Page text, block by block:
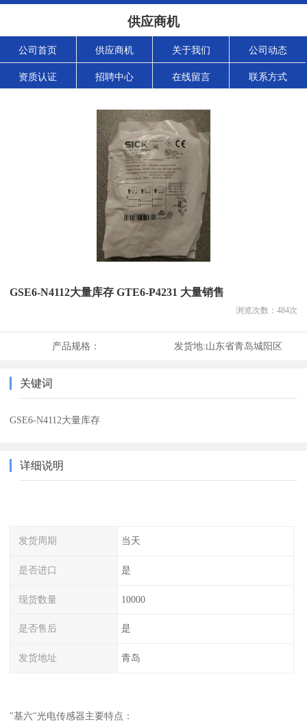
供应商机
公司首页 供应商机 关于我们 公司动态
资质认证 招聘中心 在线留言 联系方式
GSE6-N4112大量库存 GTE6-P4231 大量销售
浏览次数： 484次
产品规格： 发货地:山东省青岛城阳区
关键词
GSE6-N4112大量库存
详细说明
发货周期 当天
是否进口 是
现货数量 10000
是否售后 是
发货地址 青岛
"基六"光电传感器主要特点：